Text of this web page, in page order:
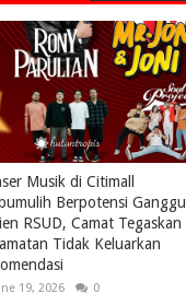
Musik di Citimall
Berpotensi Ganggu
RSUD, Camat Tegaskan
Tidak Keluarkan
19, 2026 0